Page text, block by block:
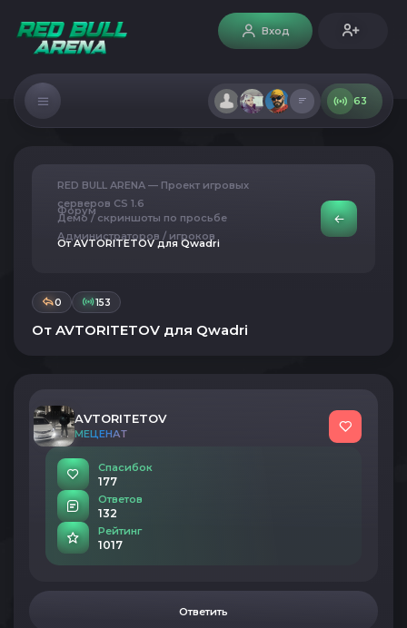
Вход
63
RED BULL ARENA — Проект игровых
серверов CS 1.6
Форум
Демо / скриншоты по просьбе
Администраторов / игроков
От AVTORITETOV для Qwadri
0 153
От AVTORITETOV для Qwadri
AVTORITETOV
МЕЦЕНАТ
Спасибок
177
Ответов
132
Рейтинг
1017
Ответить